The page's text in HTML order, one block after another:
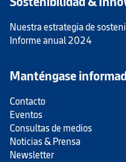
Nuestra estrategia de
Informe anual 2024
Manténgase
Contacto
Eventos
Consultas de medios
Noticias & Prensa
Newsletter